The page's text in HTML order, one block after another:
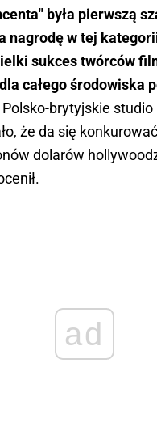
była pierwszą
nagrodę w tej
sukces twórców
całego środowiska
Polsko-brytyjskie studio
że da się
dolarów
ad